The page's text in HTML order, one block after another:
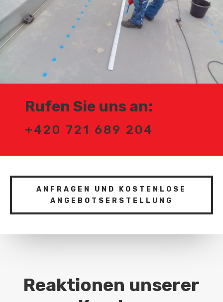
Rufen Sie uns an:
+420 721 689 204
ANFRAGEN UND KOSTENLOSE
ANGEBOTSERSTELLUNG
Reaktionen unserer